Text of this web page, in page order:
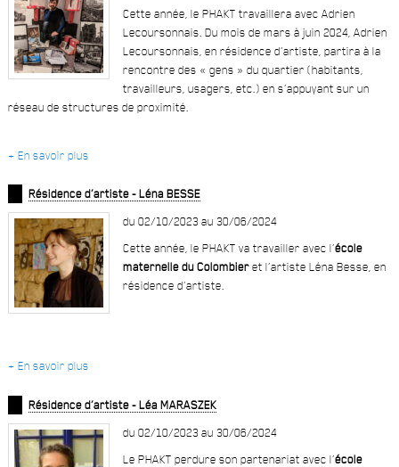
Cette année, le PHAKT travaillera avec Adrien
Lecoursonnais. Du mois de mars à juin 2024, Adrien
Lecoursonnais, en résidence d’artiste, partira à la
rencontre des « gens » du quartier (habitants,
travailleurs, usagers, etc.) en s’appuyant sur un
réseau de structures de proximité.
+ En savoir plus
Résidence d’artiste - Léna BESSE
du 02/10/2023 au 30/06/2024
Cette année, le PHAKT va travailler avec l’école
maternelle du Colombieret l’artiste Léna Besse, en
résidence d’artiste.
+ En savoir plus
Résidence d’artiste - Léa MARASZEK
du 02/10/2023 au 30/06/2024
Le PHAKT perdure son partenariat avec l’école